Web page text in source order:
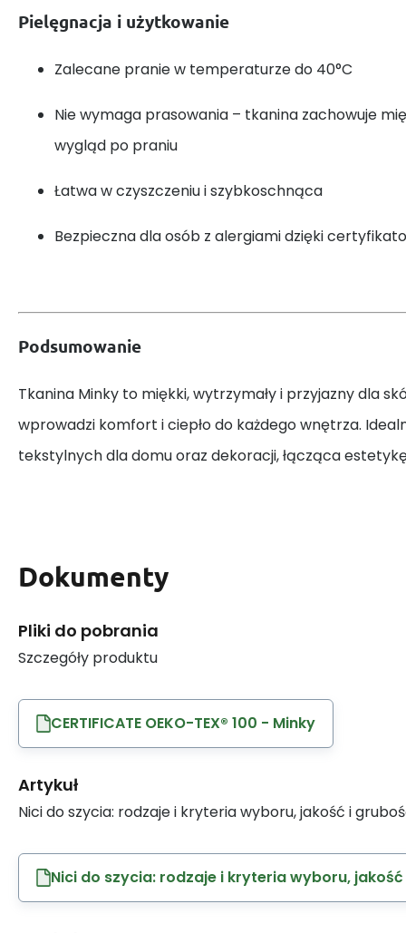
Pielęgnacja i użytkowanie
Zalecane pranie w temperaturze do 40°C
Nie wymaga prasowania – tkanina zachowuje
wygląd po praniu
Łatwa w czyszczeniu i szybkoschnąca
Bezpieczna dla osób z alergiami dzięki
Podsumowanie
Tkanina Minky to miękki, wytrzymały i przyjazny dla
wprowadzi komfort i ciepło do każdego wnętrza.
tekstylnych dla domu oraz dekoracji, łącząca
Dokumenty
Pliki do pobrania
Szczegóły produktu
CERTIFICATE OEKO-TEX® 100 - Minky
Artykuł
Nici do szycia: rodzaje i kryteria wyboru, jakość i
Nici do szycia: rodzaje i kryteria wyboru,